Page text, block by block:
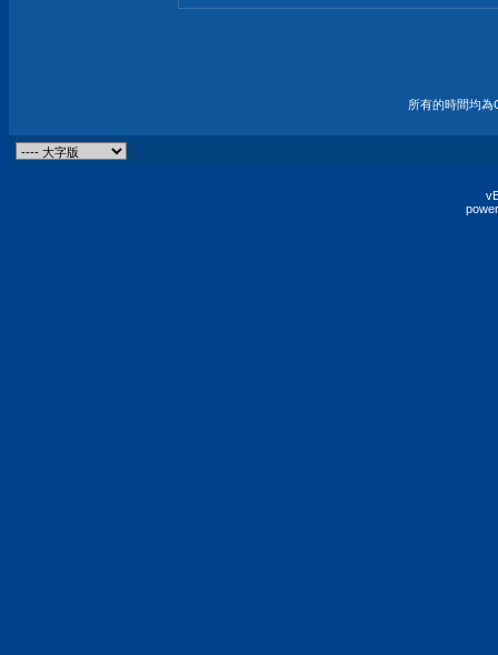
所有的時間均為